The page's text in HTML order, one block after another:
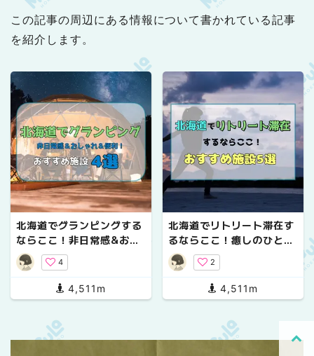
この記事の周辺にある情報について書かれている記事
を紹介します。
北海道でグランピングする
ならここ！非日常感&おし
ゃれ&便利で快適が叶うお
すすめ施設4選
4
4,511m
北海道でリトリート滞在す
るならここ！癒しのひとと
きを過ごすおすすめ施設5
選
2
4,511m